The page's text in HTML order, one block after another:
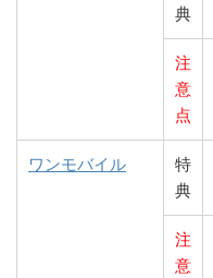
典
注
意
点
ワンモバイル
特
典
注
意